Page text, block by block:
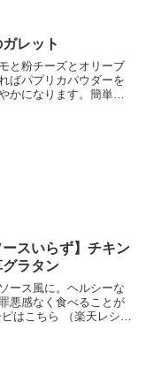
レット
と粉チーズとオリーブ
ばパプリカパウダーを
かになります。簡単レ
ースいらず】チキン
ラタン
ース風に。ヘルシーな
悪感なく食べることが
はこちら （楽天レシ